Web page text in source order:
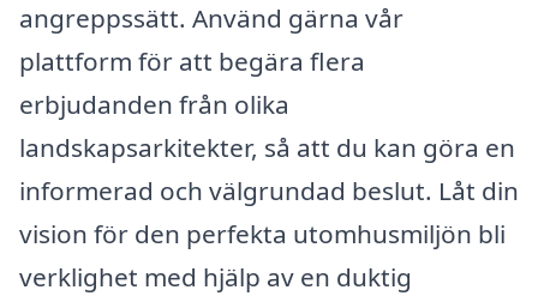
angreppssätt. Använd gärna vår
plattform för att begära flera
erbjudanden från olika
landskapsarkitekter, så att du kan göra en
informerad och välgrundad beslut. Låt din
vision för den perfekta utomhusmiljön bli
verklighet med hjälp av en duktig